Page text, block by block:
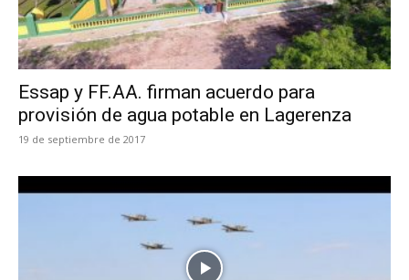
Essap y FF.AA. firman acuerdo para
provisión de agua potable en Lagerenza
19 de septiembre de 2017